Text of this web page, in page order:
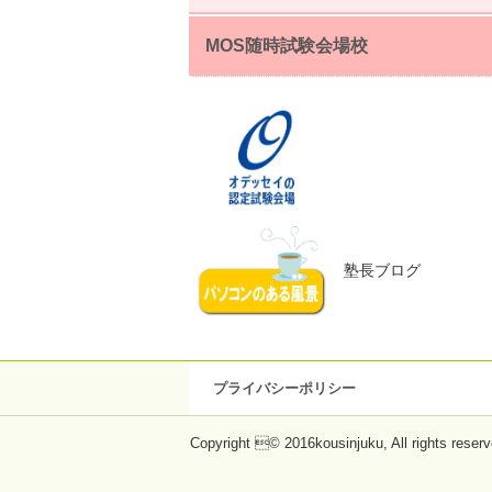
MOS随時試験会場校
塾長ブログ
プライバシーポリシー
Copyright © 2016kousinjuku, All rights